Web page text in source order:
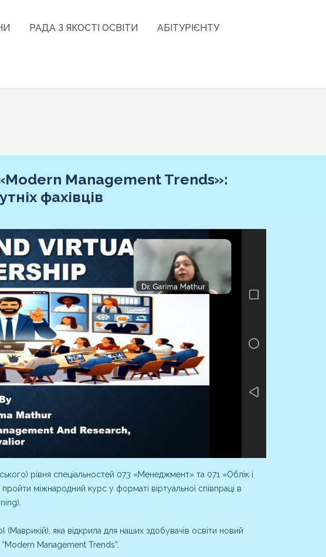
РАДА З ЯКОСТІ ОСВІТИ АБІТУРІЄНТУ
Management Trends»:
фахівців
рівня спеціальностей 073 «Менеджмент» та 071 «Облік і
міжнародний курс у форматі віртуальної співпраці в
яка відкрила для наших здобувачів освіти новий
“Modern Management Trends”.